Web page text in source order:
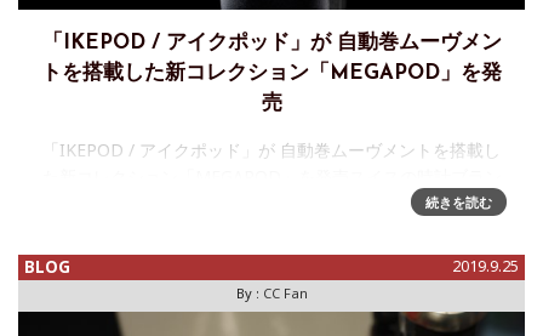
「IKEPOD / アイクポッド」が 自動巻ムーヴメン
トを搭載した新コレクション「MEGAPOD」を発
売
「IKEPOD / アイクポッド」が 自動巻ムーヴメントを搭載し
ド「IKEPOD」の自動巻ムーヴメントを搭載した新コレクシ
続きを読む
BLOG 2019.9.25
By : CC Fan